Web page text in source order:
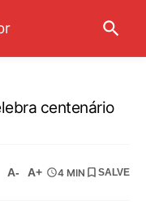
centenário
A- A+ 4 MIN SALVE